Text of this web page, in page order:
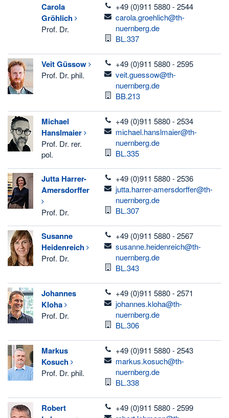
Carola
Gröhlich
Prof. Dr.
telefon
+49 (0)911 5880 - 2544
email
carola.groehlich@th-
nuernberg.de
Room
BL.337
VeitGüssow
Prof. Dr. phil.
telefon
+49 (0)911 5880 - 2595
email
veit.guessow@th-
nuernberg.de
Room
BB.213
Michael
Hanslmaier
Prof. Dr. rer.
pol.
telefon
+49 (0)911 5880 - 2534
email
michael.hanslmaier@th-
nuernberg.de
Room
BL.335
Jutta Harrer-
Amersdorffer
Prof. Dr.
telefon
+49 (0)911 5880 - 2536
email
jutta.harrer-amersdorffer@th-
nuernberg.de
Room
BL.307
Susanne
Heidenreich
Prof. Dr.
telefon
+49 (0)911 5880 - 2567
email
susanne.heidenreich@th-
nuernberg.de
Room
BL.343
Johannes
Kloha
Prof. Dr.
telefon
+49 (0)911 5880 - 2571
email
johannes.kloha@th-
nuernberg.de
Room
BL.306
Markus
Kosuch
Prof. Dr. phil.
telefon
+49 (0)911 5880 - 2543
email
markus.kosuch@th-
nuernberg.de
Room
BL.338
Robert
telefon
+49 (0)911 5880 - 2599